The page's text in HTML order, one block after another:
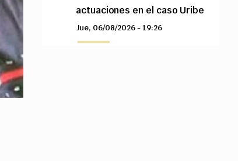
actuaciones en el caso Uribe
Jue, 06/08/2026 - 19:26